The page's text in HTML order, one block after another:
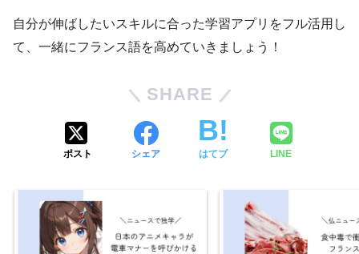
自分が伸ばしたいスキルに合った学習アプリをフル活用し
て、一緒にフランス語を高めていきましょう！
SHARE
ポスト シェア はてブ LINE